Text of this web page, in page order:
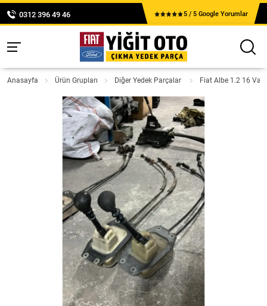
0312 396 49 46 5 / 5 Google Yorumlar
Anasayfa Ürün Grupları Diğer Yedek Parçalar Fiat Albe 1.2 16